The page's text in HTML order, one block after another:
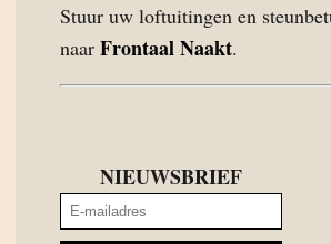
Stuur uw loftuitingen en
naar Frontaal Naakt.
NIEUWSBRIEF